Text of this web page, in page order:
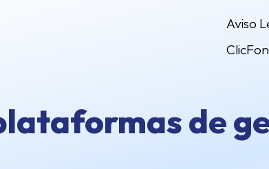
Aviso
de